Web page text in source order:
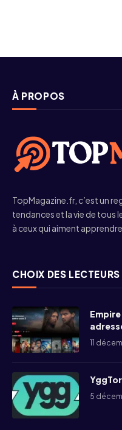
À PROPOS
TopMagazine.fr, c’est un
tendances et la vie de tous
à ceux qui aiment
CHOIX DES LECTEURS
11
5